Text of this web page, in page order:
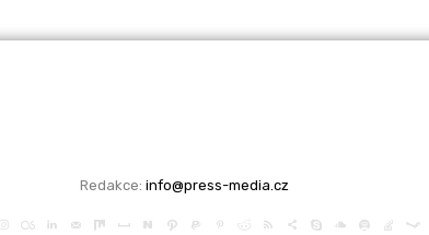
Redakce: info@press-media.cz